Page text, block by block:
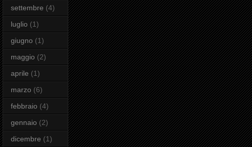
settembre (4)
luglio (1)
giugno (1)
maggio (2)
aprile (1)
marzo (6)
febbraio (4)
gennaio (2)
dicembre (1)